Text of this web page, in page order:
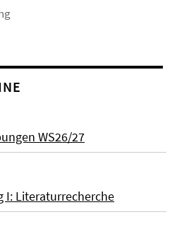
WS26/27
I: Literaturrecherche